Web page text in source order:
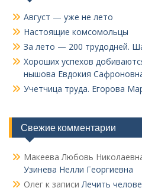
Август — уже не лето
Настоящие комсомольцы
За лето — 200 трудодней.
Хороших успехов
нышова Евдокия
Учетчица труда. Его­рова
Свежие комментарии
Макеева Любовь
Узинева Нелли Георгиевна
Олег к записиЛечить